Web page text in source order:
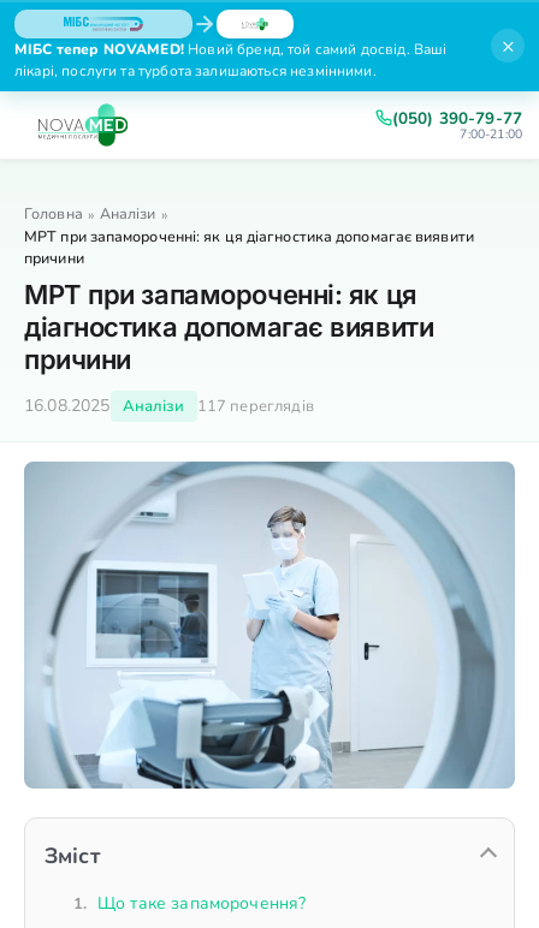
МІБС тепер NOVAMED!Новий бренд, той самий досвід. Ваші
лікарі, послуги та турбота залишаються незмінними.
×
(050) 390-79-77
7:00-21:00
Головна » Аналізи »
МРТ при запамороченні: як ця діагностика допомагає виявити
причини
МРТ при запамороченні: як ця
діагностика допомагає виявити
причини
16.08.2025 Аналізи 117 переглядів
Зміст
Що таке запаморочення?